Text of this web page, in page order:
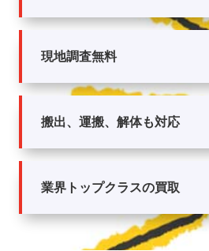
現地調査無料
搬出、運搬、解体も対応
業界トップクラスの買取